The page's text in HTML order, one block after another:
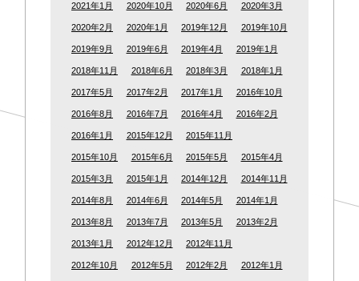
2021年1月 2020年10月 2020年6月 2020年3月
2020年2月 2020年1月 2019年12月 2019年10月
2019年9月 2019年6月 2019年4月 2019年1月
2018年11月 2018年6月 2018年3月 2018年1月
2017年5月 2017年2月 2017年1月 2016年10月
2016年8月 2016年7月 2016年4月 2016年2月
2016年1月 2015年12月 2015年11月
2015年10月 2015年6月 2015年5月 2015年4月
2015年3月 2015年1月 2014年12月 2014年11月
2014年8月 2014年6月 2014年5月 2014年1月
2013年8月 2013年7月 2013年5月 2013年2月
2013年1月 2012年12月 2012年11月
2012年10月 2012年5月 2012年2月 2012年1月